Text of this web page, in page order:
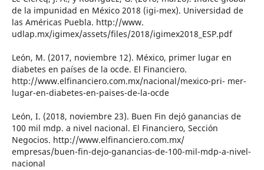
de la impunidad en México 2018 (igi-mex). Universidad de
las Américas Puebla. http://www.
udlap.mx/igimex/assets/files/2018/igimex2018_ESP.pdf
León, M. (2017, noviembre 12). México, primer lugar en
diabetes en países de la ocde. El Financiero.
http://www.elfinanciero.com.mx/nacional/mexico-pri- mer-
lugar-en-diabetes-en-paises-de-la-ocde
León, I. (2018, noviembre 23). Buen Fin dejó ganancias de
100 mil mdp. a nivel nacional. El Financiero, Sección
Negocios. http://www.elfinanciero.com.mx/
empresas/buen-fin-dejo-ganancias-de-100-mil-mdp-a-nivel-
nacional